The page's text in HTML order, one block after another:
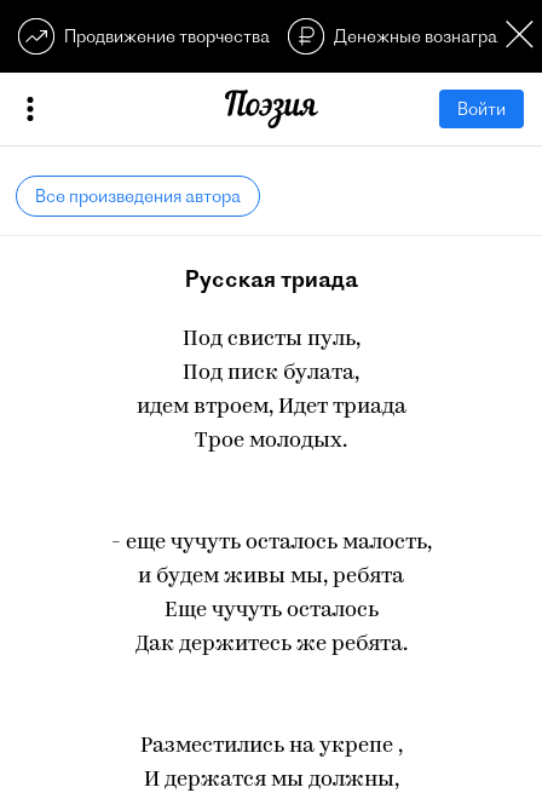
Продвижение творчества Денежные
Войти
Все произведения автора
Русская триада
Под свисты пуль,
Под писк булата,
идем втроем, Идет триада
Трое молодых.
- еще чучуть осталось малость,
и будем живы мы, ребята
Еще чучуть осталось
Дак держитесь же ребята.
Разместились на укрепе ,
И держатся мы должны,